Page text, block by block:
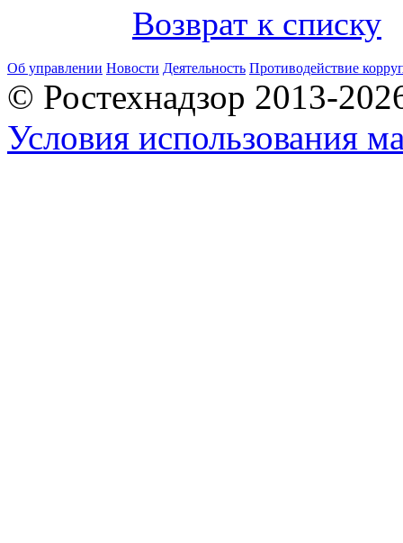
Возврат к списку
Об управлении Новости Деятельность Противодействие
© Ростехнадзор 2013-
Условия использования